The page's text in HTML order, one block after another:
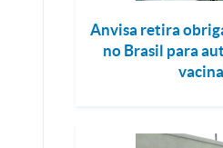
Anvisa retira
no Brasil para